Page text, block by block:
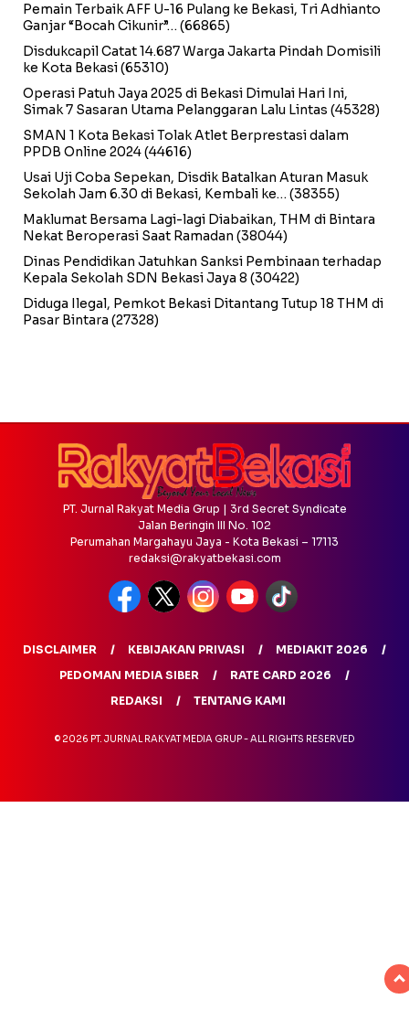
Pemain Terbaik AFF U-16 Pulang ke Bekasi, Tri Adhianto
Ganjar “Bocah Cikunir”… (66865)
Disdukcapil Catat 14.687 Warga Jakarta Pindah Domisili
ke Kota Bekasi(65310)
Operasi Patuh Jaya 2025 di Bekasi Dimulai Hari Ini,
Simak 7 Sasaran Utama Pelanggaran Lalu Lintas (45328)
SMAN 1 Kota Bekasi Tolak Atlet Berprestasi dalam
PPDB Online 2024(44616)
Usai Uji Coba Sepekan, Disdik Batalkan Aturan Masuk
Sekolah Jam 6.30 di Bekasi, Kembali ke… (38355)
Maklumat Bersama Lagi-lagi Diabaikan, THM di Bintara
Nekat Beroperasi Saat Ramadan (38044)
Dinas Pendidikan Jatuhkan Sanksi Pembinaan terhadap
Kepala Sekolah SDN Bekasi Jaya 8 (30422)
Diduga Ilegal, Pemkot Bekasi Ditantang Tutup 18 THM di
Pasar Bintara (27328)
PT. Jurnal Rakyat Media Grup | 3rd Secret Syndicate
Jalan Beringin III No. 102
Perumahan Margahayu Jaya - Kota Bekasi – 17113
redaksi@rakyatbekasi.com
DISCLAIMER KEBIJAKAN PRIVASI
MEDIAKIT 2026
PEDOMAN MEDIA SIBER
RATE CARD 2026
REDAKSI
TENTANG KAMI
© 2026 PT. JURNAL RAKYAT MEDIA GRUP - ALL RIGHTS RESERVED